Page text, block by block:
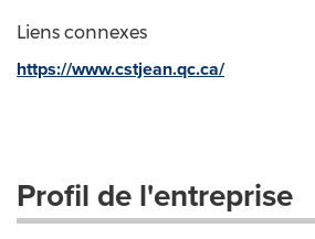
Liens connexes
https://www.cstjean.qc.ca/
Profil de l'entreprise